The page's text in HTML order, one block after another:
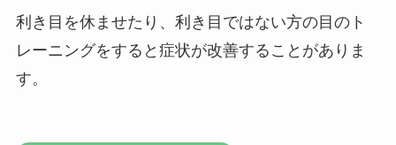
利き目を休ませたり、利き目ではない方の目のト
レーニングをすると症状が改善することがありま
す。